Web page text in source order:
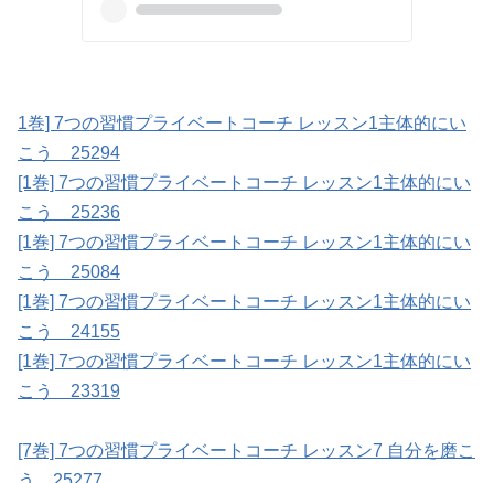
1巻] 7つの習慣プライベートコーチ レッスン1主体的にい
こう 25294
[1巻] 7つの習慣プライベートコーチ レッスン1主体的にい
こう 25236
[1巻] 7つの習慣プライベートコーチ レッスン1主体的にい
こう 25084
[1巻] 7つの習慣プライベートコーチ レッスン1主体的にい
こう 24155
[1巻] 7つの習慣プライベートコーチ レッスン1主体的にい
こう 23319
[7巻] 7つの習慣プライベートコーチ レッスン7 自分を磨こ